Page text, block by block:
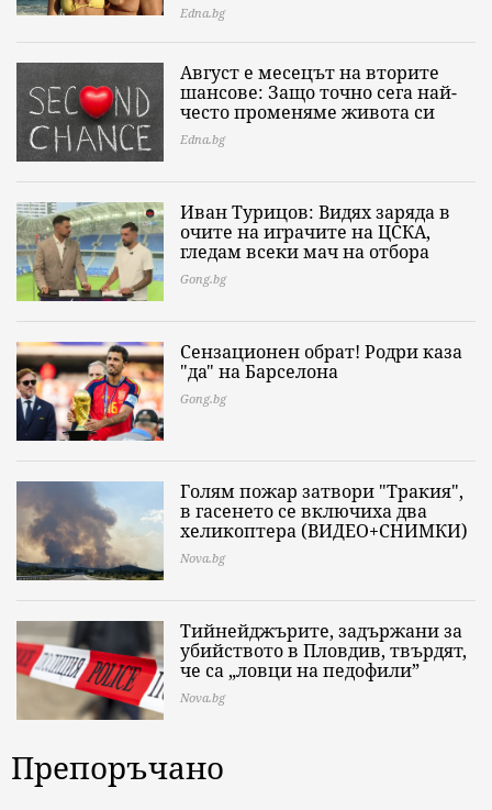
Edna.bg
Август е месецът на вторите
шансове: Защо точно сега най-
често променяме живота си
Edna.bg
Иван Турицов: Видях заряда в
очите на играчите на ЦСКА,
гледам всеки мач на отбора
Gong.bg
Сензационен обрат! Родри каза
"да" на Барселона
Gong.bg
Голям пожар затвори "Тракия",
в гасенето се включиха два
хеликоптера (ВИДЕО+СНИМКИ)
Nova.bg
Тийнейджърите, задържани за
убийството в Пловдив, твърдят,
че са „ловци на педофили”
Nova.bg
Препоръчано